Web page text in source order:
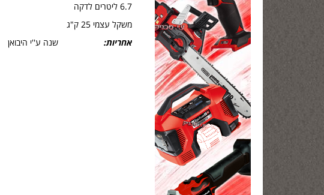
6.7 ליטרים לדקה
משקל עצמי 25 ק"ג
אחריות:
שנה ע''י היבואן